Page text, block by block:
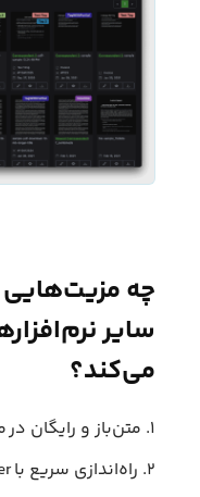
می‌کند؟
۱. متن‌باز و رایگان در مخزن